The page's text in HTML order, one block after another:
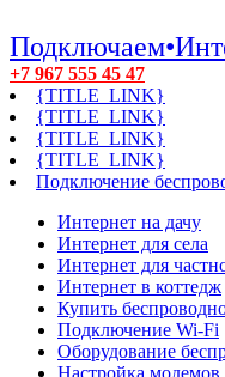
+7 967 555 45 47
{TITLE_LINK}
{TITLE_LINK}
{TITLE_LINK}
{TITLE_LINK}
Подключение
Интернет на дачу
Интернет для села
Интернет для
Интернет в коттедж
Купить
Подключение Wi-Fi
Оборудование
Настройка модемов